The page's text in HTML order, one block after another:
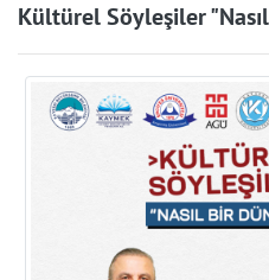
Kültürel Söyleşiler